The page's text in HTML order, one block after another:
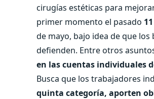
cirugías estéticas para
primer momento el pasado
de mayo, bajo idea de que los
defienden. Entre otros
en las cuentas individuales
Busca que los trabajadores
quinta categoría, aporten